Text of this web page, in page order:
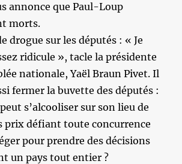
annonce que Paul-Loup
morts.
drogue sur les députés : « Je
ridicule », tacle la présidente
nationale, Yaël Braun Pivet. Il
fermer la buvette des députés :
s’alcooliser sur son lieu de
prix défiant toute concurrence
pour prendre des décisions
un pays tout entier ?